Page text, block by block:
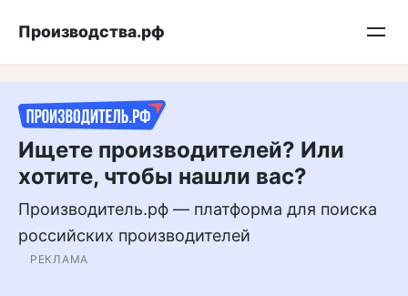
Подписывайтесь на нас в MAX
Производства.рф
Ищете производителей? Или
хотите, чтобы нашли вас?
Производитель.рф — платформа для поиска
российских производителей
РЕКЛАМА